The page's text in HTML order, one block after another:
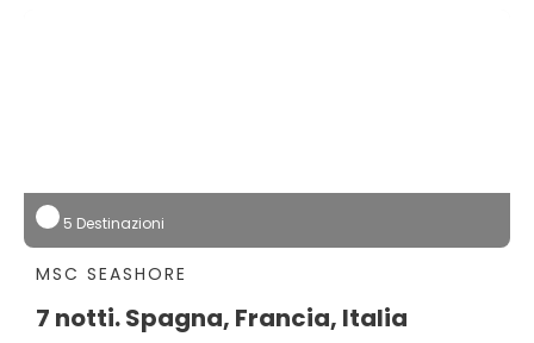
5 Destinazioni
MSC SEASHORE
7 notti. Spagna, Francia, Italia